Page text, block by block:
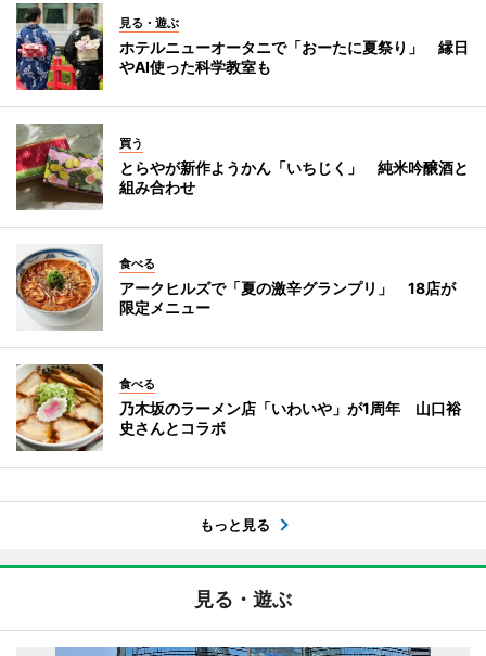
見る・遊ぶ
ホテルニューオータニで「おーたに夏祭り」 縁日
やAI使った科学教室も
買う
とらやが新作ようかん「いちじく」 純米吟醸酒と
組み合わせ
食べる
アークヒルズで「夏の激辛グランプリ」 18店が
限定メニュー
食べる
乃木坂のラーメン店「いわいや」が1周年 山口裕
史さんとコラボ
もっと見る
見る・遊ぶ